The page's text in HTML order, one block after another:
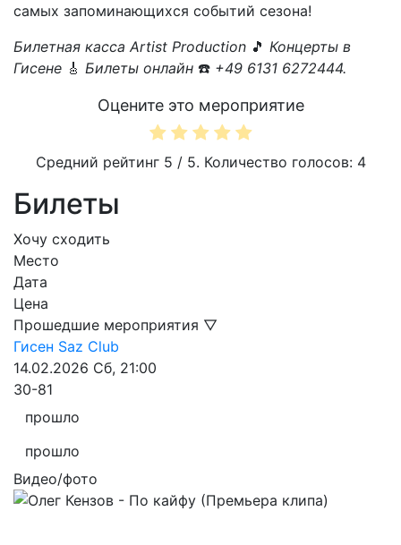
самых запоминающихся событий сезона!
Билетная касса Artist Production 🎵 Концерты в
Гисене 🎸 Билеты онлайн ☎️ +49 6131 6272444.
Оцените это мероприятие
Средний рейтинг 5 / 5. Количество голосов: 4
Билеты
Хочу сходить
Место
Дата
Цена
Прошедшие мероприятия ▽
Гисен Saz Club
14.02.2026 Сб, 21:00
30-81
прошло
прошло
Видео/фото